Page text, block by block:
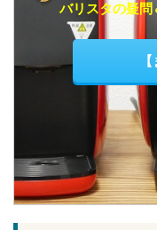
バリスタの疑問